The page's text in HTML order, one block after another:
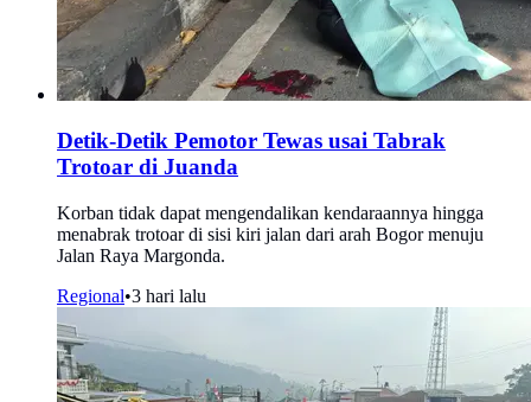
Detik-Detik Pemotor Tewas usai Tabrak
Trotoar di Juanda
Korban tidak dapat mengendalikan kendaraannya hingga
menabrak trotoar di sisi kiri jalan dari arah Bogor menuju
Jalan Raya Margonda.
Regional•3 hari lalu